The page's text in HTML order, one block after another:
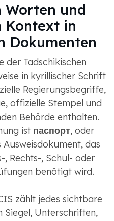
Worten und
Kontext in
Dokumenten
der Tadschikischen
in kyrillischer Schrift
Regierungsbegriffe,
offizielle Stempel und
Behörde enthalten.
ist паспорт, oder
Ausweisdokument, das
Rechts-, Schul- oder
benötigt wird.
zählt jedes sichtbare
Siegel, Unterschriften,